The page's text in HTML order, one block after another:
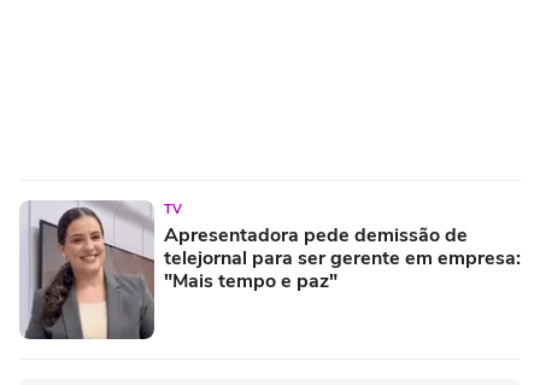
TV
Apresentadora pede demissão de
telejornal para ser gerente em empresa:
"Mais tempo e paz"